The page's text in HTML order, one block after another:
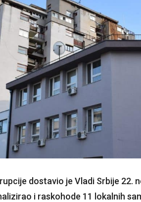
dostavio je Vladi Srbije 22.
i raskohode 11 lokalnih